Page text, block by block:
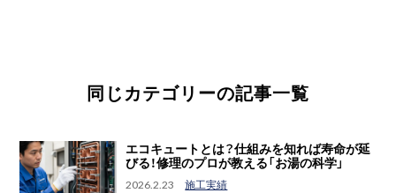
同じカテゴリーの記事一覧
エコキュートとは？仕組みを知れば寿命が延
びる！修理のプロが教える「お湯の科学」
2026.2.23 施工実績